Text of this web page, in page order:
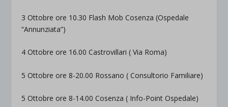
3 Ottobre ore 10.30 Flash Mob Cosenza (Ospedale
“Annunziata”)
4 Ottobre ore 16.00 Castrovillari ( Via Roma)
5 Ottobre ore 8-20.00 Rossano ( Consultorio Familiare)
5 Ottobre ore 8-14.00 Cosenza ( Info-Point Ospedale)